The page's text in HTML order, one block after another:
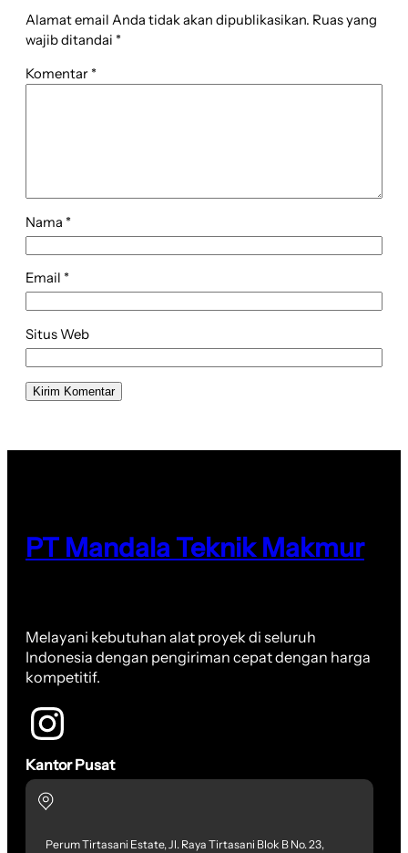
Alamat email Anda tidak akan dipublikasikan. Ruas yang
wajib ditandai *
Komentar *
Nama *
Email *
Situs Web
PT Mandala Teknik Makmur
Melayani kebutuhan alat proyek di seluruh
Indonesia dengan pengiriman cepat dengan harga
kompetitif.
Kantor Pusat
Perum Tirtasani Estate, Jl. Raya Tirtasani Blok B No. 23,